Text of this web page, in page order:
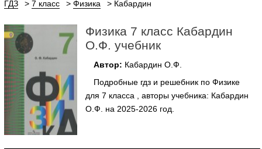
ГДЗ 7 класс Физика Кабардин
Физика 7 класс Кабардин
О.Ф. учебник
Автор: Кабардин О.Ф.
Подробные гдз и решебник по Физике
для 7 класса , авторы учебника: Кабардин
О.Ф. на 2025-2026 год.